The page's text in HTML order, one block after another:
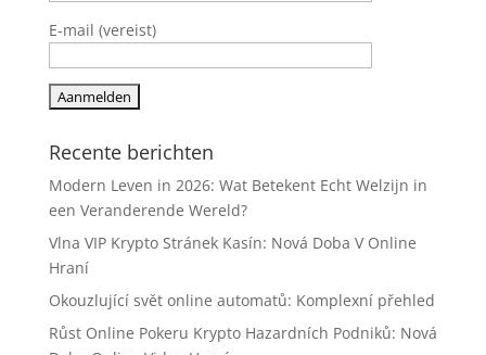
E-mail (vereist)
Recente berichten
Modern Leven in 2026: Wat Betekent Echt Welzijn in
een Veranderende Wereld?
Vlna VIP Krypto Stránek Kasín: Nová Doba V Online
Hraní
Okouzlující svět online automatů: Komplexní přehled
Růst Online Pokeru Krypto Hazardních Podniků: Nová